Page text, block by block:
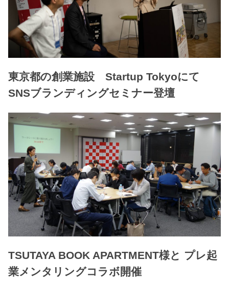
東京都の創業施設 Startup Tokyoにて
SNSブランディングセミナー登壇
TSUTAYA BOOK APARTMENT様と プレ起
業メンタリングコラボ開催